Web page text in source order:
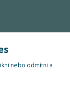
nebo odmítni a